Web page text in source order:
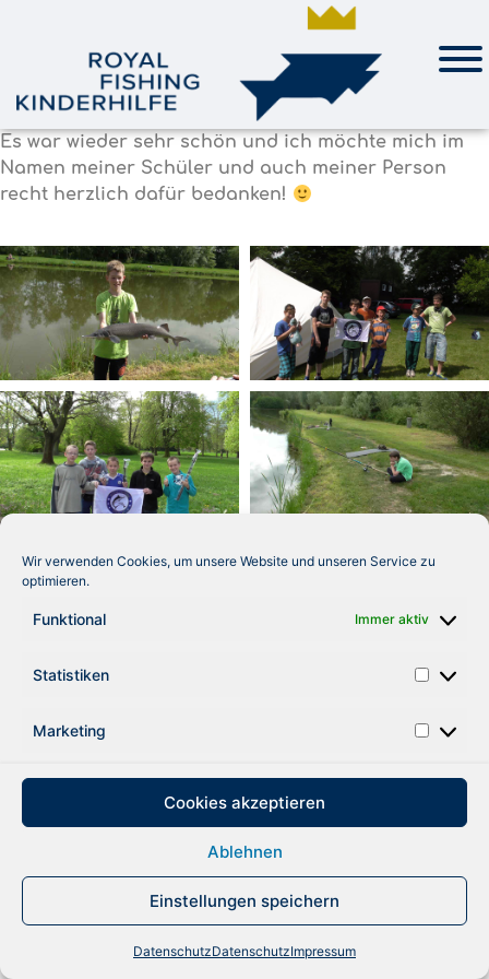
Wir verwenden Cookies, um unsere Website und unseren Service zu
optimieren.
Funktional Immer aktiv
Statistiken
Marketing
Cookies akzeptieren
Ablehnen
Einstellungen speichern
DatenschutzDatenschutzImpressum
Es war wieder sehr schön und ich möchte mich im
Namen meiner Schüler und auch meiner Person
recht herzlich dafür bedanken!
DATENSCHUTZ IMPRESSUM